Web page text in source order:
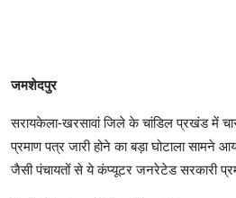
जमशेदपुर
सरायकेला-खरसावां जिले के चांडिल प्रखंड में
प्रमाण पत्र जारी होने का बड़ा घोटाला सामने
जैसी पंचायतों से ये कंप्यूटर जनरेटेड सरकारी